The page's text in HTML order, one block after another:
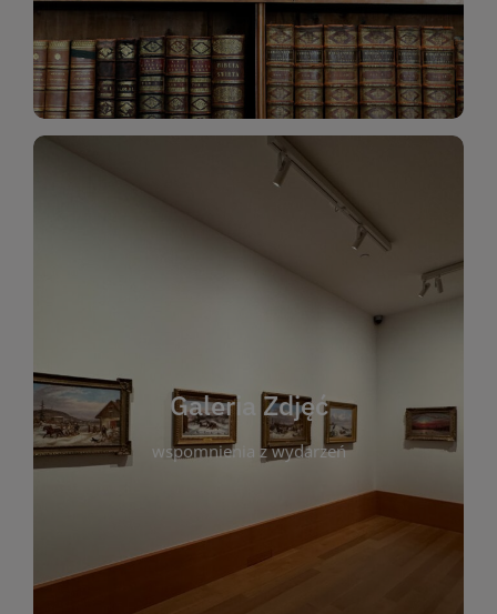
Katalog Zbiorów
Galeria Zdjęć
wspomnienia z wydarzeń
Galeria Zdjęć
wspomnienia z wydarzeń, spotkań i projektów
którym można zobaczyć, jak żyje nasza biblioteka
i jej społeczność. Zdjęcia dokumentują zarówno
uroczyste chwile, jak i codzienne aktywności
czytelników. Regularnie dodajemy nowe galerie,
by każdy mógł powrócić do wyjątkowych
momentów. Zapraszamy do obejrzenia,
wspominania i inspirowania się!